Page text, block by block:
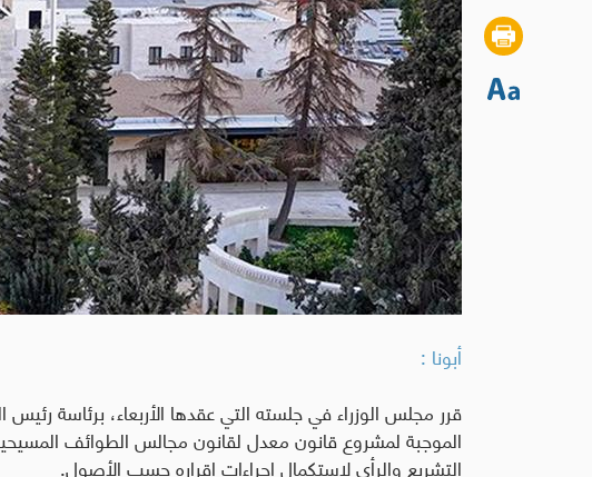
أبونا :
قرر مجلس الوزراء في جلسته التي عقدها الأربعاء، برئاسة
التشريع والرأي لاستكمال إجراءات إقراره حسب الأصول.